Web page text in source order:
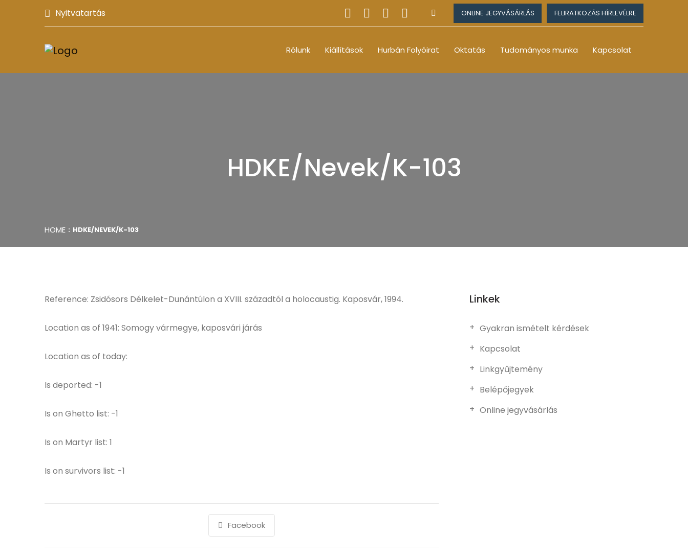
Nyitvatartás ONLINE JEGYVÁSÁRLÁS FELIRATKOZÁS HÍRLEVÉLRE
Rólunk Kiállítások Hurbán Folyóirat Oktatás Tudományos munka Kapcsolat
HDKE/Nevek/K-103
HOME HDKE/NEVEK/K-103
Reference: Zsidósors Délkelet-Dunántúlon a XVIII. századtól a holocaustig. Kaposvár, 1994.
Location as of 1941: Somogy vármegye, kaposvári járás
Location as of today:
Is deported: -1
Is on Ghetto list: -1
Is on Martyr list: 1
Is on survivors list: -1
Facebook
Linkek
Gyakran ismételt kérdések
Kapcsolat
Linkgyűjtemény
Belépőjegyek
Online jegyvásárlás